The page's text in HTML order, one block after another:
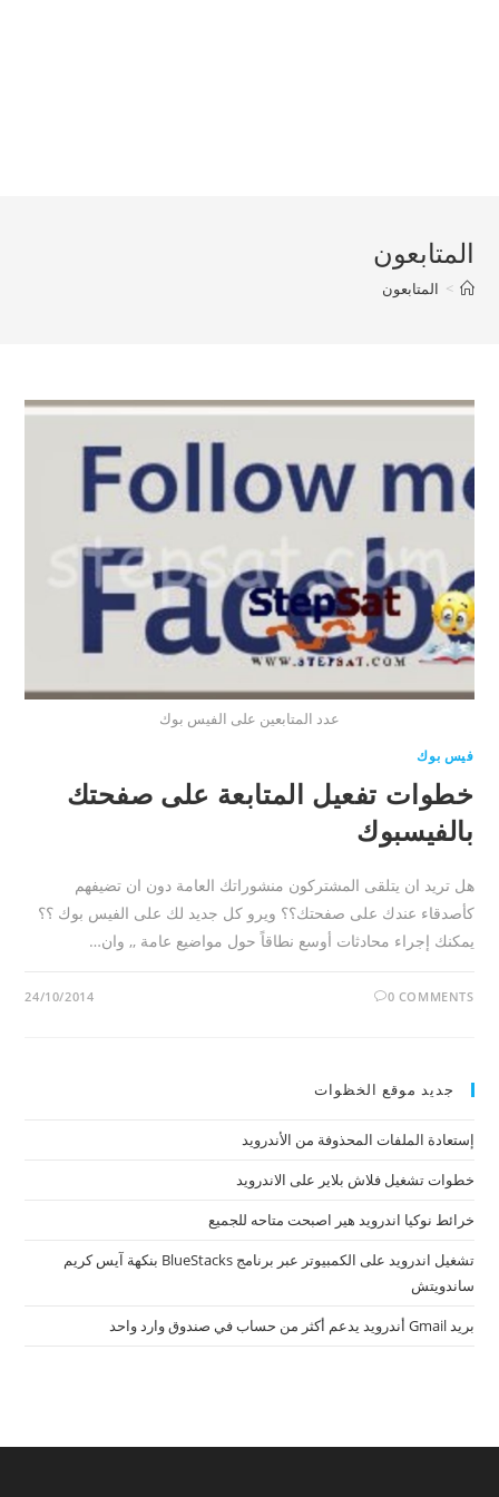
المتابعون
> المتابعون
عدد المتابعين على الفيس بوك
فيس بوك
خطوات تفعيل المتابعة على صفحتك
بالفيسبوك
هل تريد ان يتلقى المشتركون منشوراتك العامة دون ان تضيفهم
كأصدقاء عندك على صفحتك؟؟ ويرو كل جديد لك على الفيس بوك ؟؟
يمكنك إجراء محادثات أوسع نطاقاً حول مواضيع عامة ,, وان…
0 COMMENTS
24/10/2014
جديد موقع الخظوات
إستعادة الملفات المحذوفة من الأندرويد
خطوات تشغيل فلاش بلاير على الاندرويد
خرائط نوكيا اندرويد هير اصبحت متاحه للجميع
تشغيل اندرويد على الكمبيوتر عبر برنامج BlueStacks بنكهة آيس كريم
ساندويتش
بريد Gmail أندرويد يدعم أكثر من حساب في صندوق وارد واحد